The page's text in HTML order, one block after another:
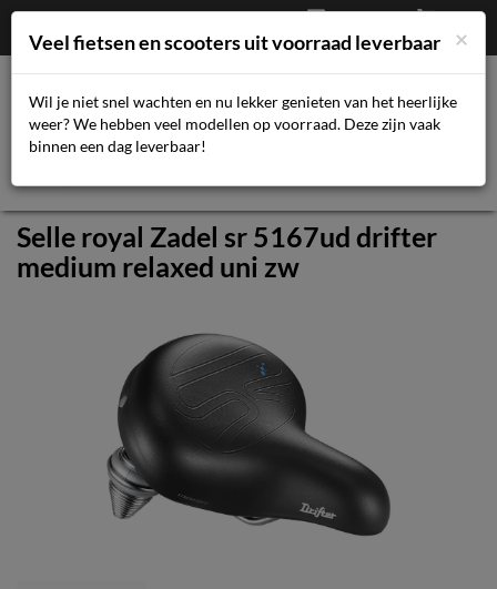
€0,00
Afrekenen
Mijn account
Selle royal Zadel sr 5167ud drifter
medium relaxed uni zw
×
Veel fietsen en scooters uit voorraad leverbaar
Wil je niet snel wachten en nu lekker genieten van het heerlijke
weer? We hebben veel modellen op voorraad. Deze zijn vaak
binnen een dag leverbaar!